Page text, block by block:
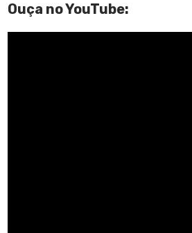
Ouça no YouTube: